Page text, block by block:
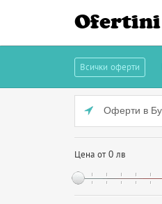
Ofertini
Всички оферти
Оферти в
Цена от 0 лв